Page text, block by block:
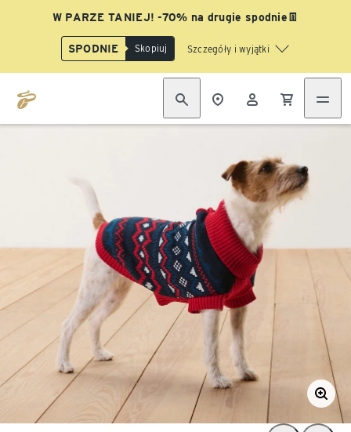
W PARZE TANIEJ! -70% na drugie spodnie👖
SPODNIE Skopiuj Szczegóły i wyjątki